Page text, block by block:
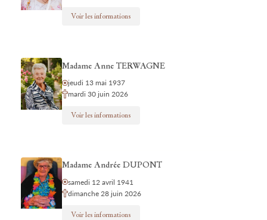
Voir les informations
Madame Anne TERWAGNE
jeudi 13 mai 1937
mardi 30 juin 2026
Voir les informations
Madame Andrée DUPONT
samedi 12 avril 1941
dimanche 28 juin 2026
Voir les informations